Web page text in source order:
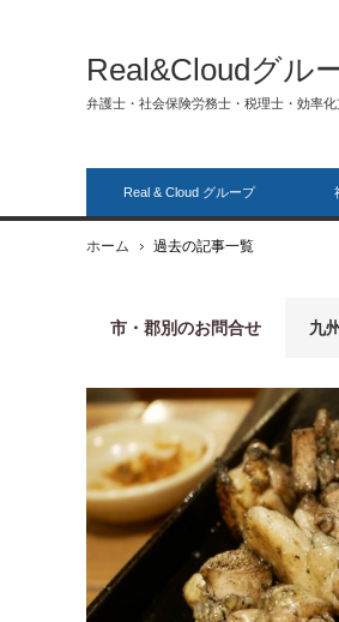
Real&Cloudグル
弁護士・社会保険労務士・税理士・効率
Real & Cloud グループ
ホーム 過去の記事一覧
市・郡別のお問合せ 九